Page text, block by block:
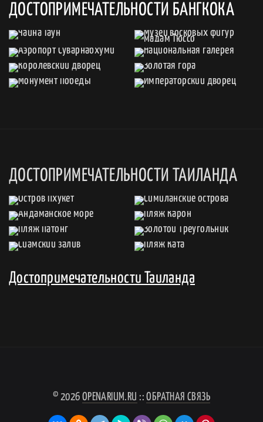
ДОСТОПРИМЕЧАТЕЛЬНОСТИ БАНГКОКА
ДОСТОПРИМЕЧАТЕЛЬНОСТИ ТАИЛАНДА
Достопримечательности Таиланда
© 2026 OPENARIUM.RU ::ОБРАТНАЯ СВЯЗЬ